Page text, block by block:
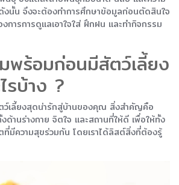
นั้น จึงจะต้องทำการศึกษาข้อมูลก่อนตัดสินใจ
การการดูแลเอาใจใส่ ฝึกฝน และทำกิจกรรม
พร้อมก่อนมีสัตว์เลี้ยง
รบ้าง ?
เลี้ยงสุดน่ารักสู่บ้านของคุณ สิ่งสำคัญคือ
ด้านร่างกาย จิตใจ และสถานที่ให้ดี เพื่อให้ทั้ง
มีความสุขร่วมกัน โดยเราได้ลิสต์สิ่งที่ต้องรู้